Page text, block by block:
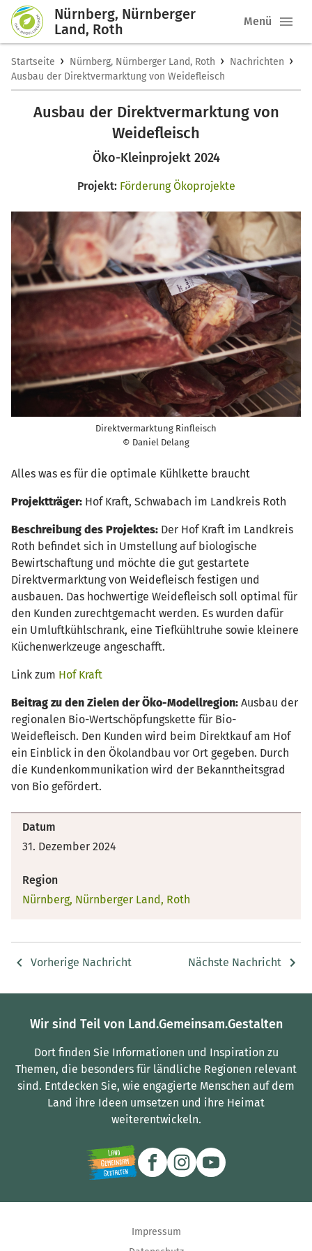
Nürnberg, Nürnberger
Land, Roth
Menü
Startseite › Nürnberg, Nürnberger Land, Roth › Nachrichten ›
Ausbau der Direktvermarktung von Weidefleisch
Ausbau der Direktvermarktung von
Weidefleisch
Öko-Kleinprojekt 2024
Projekt: Förderung Ökoprojekte
Direktvermarktung Rinfleisch
© Daniel Delang
Alles was es für die optimale Kühlkette braucht
Projektträger: Hof Kraft, Schwabach im Landkreis Roth
Beschreibung des Projektes: Der Hof Kraft im Landkreis
Roth befindet sich in Umstellung auf biologische
Bewirtschaftung und möchte die gut gestartete
Direktvermarktung von Weidefleisch festigen und
ausbauen. Das hochwertige Weidefleisch soll optimal für
den Kunden zurechtgemacht werden. Es wurden dafür
ein Umluftkühlschrank, eine Tiefkühltruhe sowie kleinere
Küchenwerkzeuge angeschafft.
Link zum Hof Kraft
Beitrag zu den Zielen der Öko-Modellregion: Ausbau der
regionalen Bio-Wertschöpfungskette für Bio-
Weidefleisch. Den Kunden wird beim Direktkauf am Hof
ein Einblick in den Ökolandbau vor Ort gegeben. Durch
die Kundenkommunikation wird der Bekanntheitsgrad
von Bio gefördert.
Datum
31. Dezember 2024
Region
Nürnberg, Nürnberger Land, Roth
Vorherige Nachricht Nächste Nachricht
Wir sind Teil von Land.Gemeinsam.Gestalten
Dort finden Sie Informationen und Inspiration zu
Themen, die besonders für ländliche Regionen relevant
sind. Entdecken Sie, wie engagierte Menschen auf dem
Land ihre Ideen umsetzen und ihre Heimat
weiterentwickeln.
Impressum